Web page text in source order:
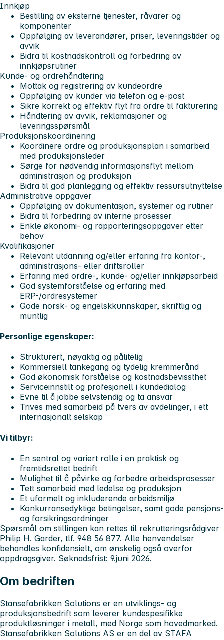
Innkjøp
Bestilling av eksterne tjenester, råvarer og
komponenter
Oppfølging av leverandører, priser, leveringstider og
avvik
Bidra til kostnadskontroll og forbedring av
innkjøpsrutiner
Kunde- og ordrehåndtering
Mottak og registrering av kundeordre
Oppfølging av kunder via telefon og e‑post
Sikre korrekt og effektiv flyt fra ordre til fakturering
Håndtering av avvik, reklamasjoner og
leveringsspørsmål
Produksjonskoordinering
Koordinere ordre og produksjonsplan i samarbeid
med produksjonsleder
Sørge for nødvendig informasjonsflyt mellom
administrasjon og produksjon
Bidra til god planlegging og effektiv ressursutnyttelse
Administrative oppgaver
Oppfølging av dokumentasjon, systemer og rutiner
Bidra til forbedring av interne prosesser
Enkle økonomi- og rapporteringsoppgaver etter
behov
Kvalifikasjoner
Relevant utdanning og/eller erfaring fra kontor-,
administrasjons‑ eller driftsroller
Erfaring med ordre-, kunde- og/eller innkjøpsarbeid
God systemforståelse og erfaring med
ERP-/ordresystemer
Gode norsk‑ og engelskkunnskaper, skriftlig og
muntlig
Personlige egenskaper:
Strukturert, nøyaktig og pålitelig
Kommersiell tankegang og tydelig kremmerånd
God økonomisk forståelse og kostnadsbevissthet
Serviceinnstilt og profesjonell i kundedialog
Evne til å jobbe selvstendig og ta ansvar
Trives med samarbeid på tvers av avdelinger, i ett
internasjonalt selskap
Vi tilbyr:
En sentral og variert rolle i en praktisk og
fremtidsrettet bedrift
Mulighet til å påvirke og forbedre arbeidsprosesser
Tett samarbeid med ledelse og produksjon
Et uformelt og inkluderende arbeidsmiljø
Konkurransedyktige betingelser, samt gode pensjons-
og forsikringsordninger
Spørsmål om stillingen kan rettes til rekrutteringsrådgiver
Philip H. Garder, tlf. 948 56 877. Alle henvendelser
behandles konfidensielt, om ønskelig også overfor
oppdragsgiver. Søknadsfrist: 9.juni 2026.
Om bedriften
Stansefabrikken Solutions er en utviklings- og
produksjonsbedrift som leverer kundespesifikke
produktløsninger i metall, med Norge som hovedmarked.
Stansefabrikken Solutions AS er en del av STAFA